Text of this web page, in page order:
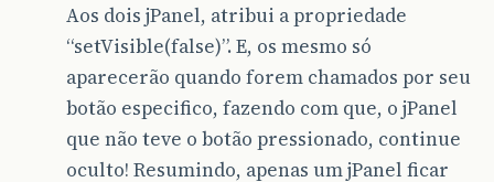
Aos dois jPanel, atribui a propriedade
“setVisible(false)”. E, os mesmo só
aparecerão quando forem chamados por seu
botão especifico, fazendo com que, o jPanel
que não teve o botão pressionado, continue
oculto! Resumindo, apenas um jPanel ficar